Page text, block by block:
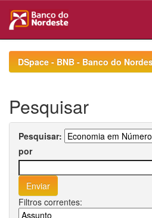
navigationDSpace - BNB - Banco do
Pesquisar
Pesquisar:
por
Filtros correntes: